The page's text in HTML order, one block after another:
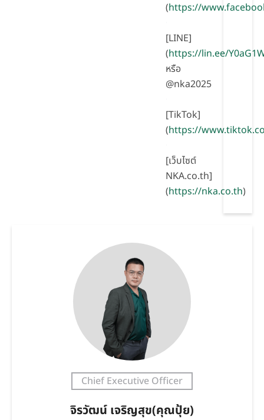
(https://
[LINE]
(https://lin.ee/
หรือ
@nka2025
[TikTok]
(https://
[เว็บไซต์
NKA.co.th]
(https://nka.co.th)
Chief Executive Officer
จิรวัฒน์ เจริญสุข(คุณปุ้ย)